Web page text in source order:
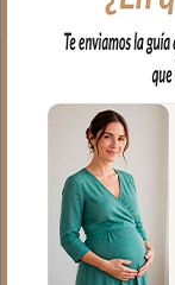
Cojín
circular en
de raso en
Puedes usar
colocar donde
ayudar en el